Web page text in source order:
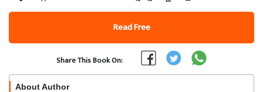
Read Free
Share This Book On:
About Author